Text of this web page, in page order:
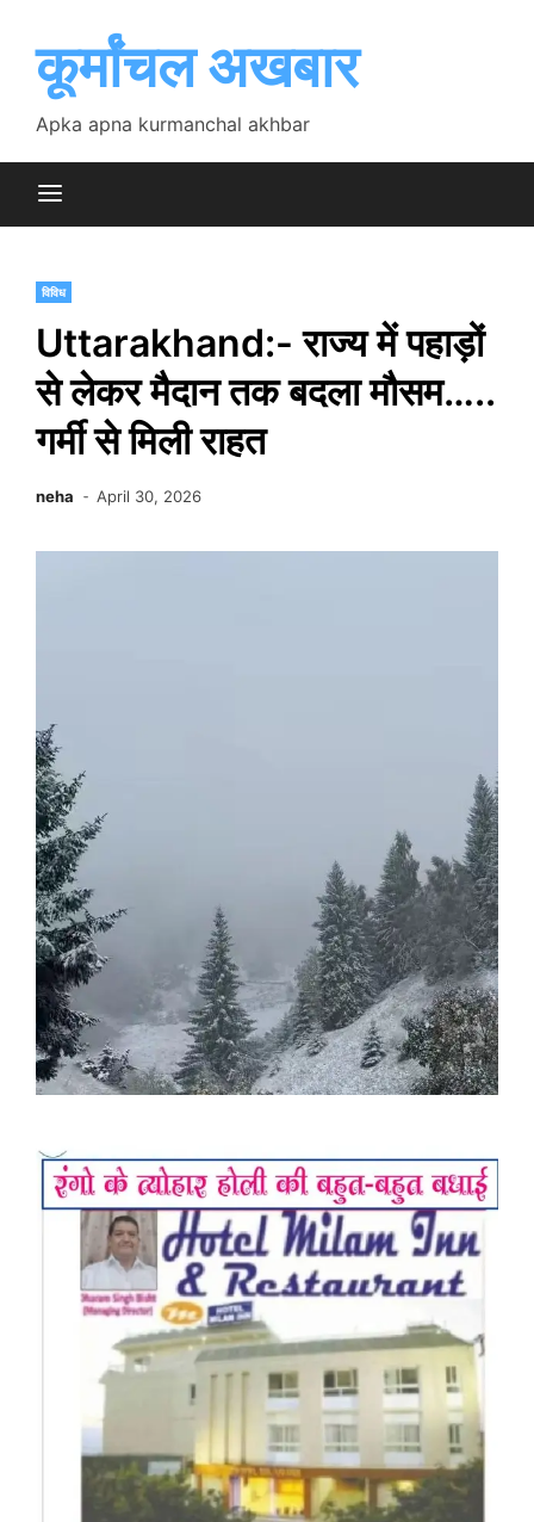
contentकूर्मांचल अखबार
Apka apna kurmanchal akhbar
विविध
Uttarakhand:- राज्य में पहाड़ों
से लेकर मैदान तक बदला मौसम…..
गर्मी से मिली राहत
neha April 30, 2026